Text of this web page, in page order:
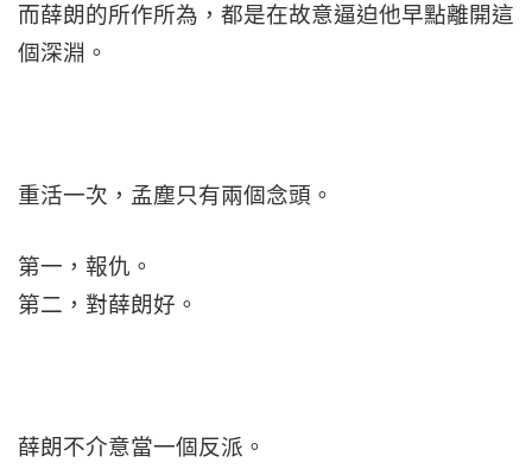
而薛朗的所作所為，都是在故意逼迫他早點離開這
個深淵。
重活一次，孟塵只有兩個念頭。
第一，報仇。
第二，對薛朗好。
薛朗不介意當一個反派。